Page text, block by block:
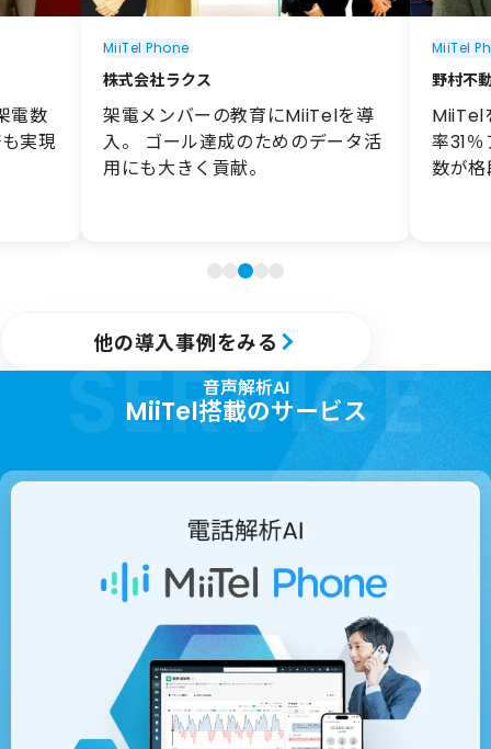
電数
実現
MiiTel Phone
株式会社ラクス
架電メンバーの教育にMiiTelを導
入。 ゴール達成のためのデータ活
用にも大きく貢献。
MiiTel
野村不
MiiTel
率31
数が
他の導入事例をみる
SERVICE
音声解析AI
MiiTel搭載のサービス